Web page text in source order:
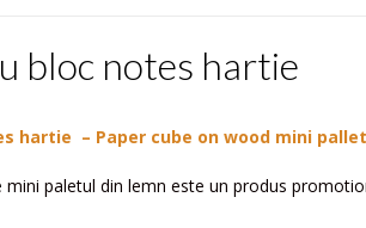
bloc notes hartie
hartie – Paper cube on wood mini pallet
mini paletul din lemn este un produs